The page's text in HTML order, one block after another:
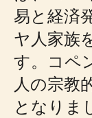
易と経済
ヤ人家族
す。コペ
人の宗教
となりま